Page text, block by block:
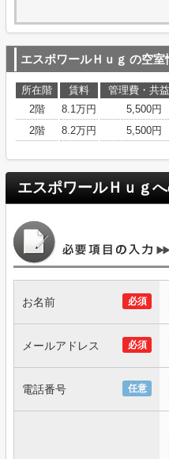
エスポワールＨｕｇ の空室
所在階 賃料 管理費・共
2階
8.1万円 5,500円
2階
8.2万円 5,500円
エスポワールＨｕｇ
必須
お名前
必須
メールアドレス
任意
電話番号